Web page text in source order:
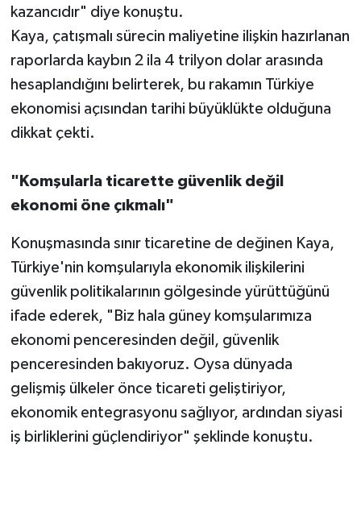
kazancıdır" diye konuştu.
Kaya, çatışmalı sürecin maliyetine ilişkin hazırlanan
raporlarda kaybın 2 ila 4 trilyon dolar arasında
hesaplandığını belirterek, bu rakamın Türkiye
ekonomisi açısından tarihi büyüklükte olduğuna
dikkat çekti.
"Komşularla ticarette güvenlik değil
ekonomi öne çıkmalı"
Konuşmasında sınır ticaretine de değinen Kaya,
Türkiye'nin komşularıyla ekonomik ilişkilerini
güvenlik politikalarının gölgesinde yürüttüğünü
ifade ederek, "Biz hala güney komşularımıza
ekonomi penceresinden değil, güvenlik
penceresinden bakıyoruz. Oysa dünyada
gelişmiş ülkeler önce ticareti geliştiriyor,
ekonomik entegrasyonu sağlıyor, ardından siyasi
iş birliklerini güçlendiriyor" şeklinde konuştu.